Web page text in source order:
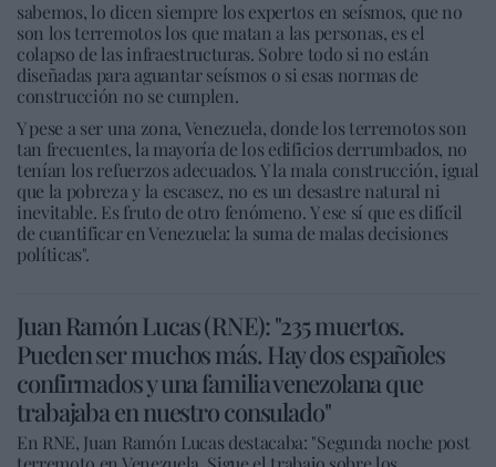
sabemos, lo dicen siempre los expertos en seísmos, que no
son los terremotos los que matan a las personas, es el
colapso de las infraestructuras. Sobre todo si no están
diseñadas para aguantar seísmos o si esas normas de
construcción no se cumplen.
Y pese a ser una zona, Venezuela, donde los terremotos son
tan frecuentes, la mayoría de los edificios derrumbados, no
tenían los refuerzos adecuados. Y la mala construcción, igual
que la pobreza y la escasez, no es un desastre natural ni
inevitable. Es fruto de otro fenómeno. Y ese sí que es difícil
de cuantificar en Venezuela: la suma de malas decisiones
políticas".
Juan Ramón Lucas (RNE): "235 muertos.
Pueden ser muchos más. Hay dos españoles
confirmados y una familia venezolana que
trabajaba en nuestro consulado"
En RNE, Juan Ramón Lucas destacaba: "Segunda noche post